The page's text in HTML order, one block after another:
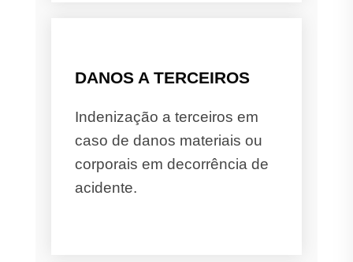
DANOS A TERCEIROS
Indenização a terceiros em
caso de danos materiais ou
corporais em decorrência de
acidente.